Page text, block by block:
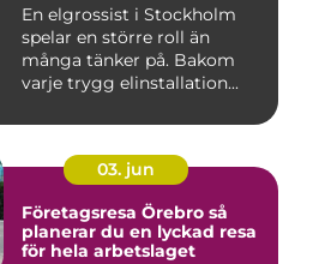
En elgrossist i Stockholm
spelar en större roll än
många tänker på. Bakom
varje trygg elinstallation...
03. jun
Företagsresa Örebro så
planerar du en lyckad resa
för hela arbetslaget